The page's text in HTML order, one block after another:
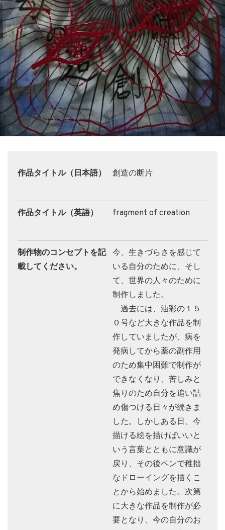
作品タイトル（日本語） 創造の断片
作品タイトル（英語） fragment of creation
制作物のコンセプトを記
載してください。
今、生きづらさを感じて
いる自分のために、そし
て、世界の人々のために
制作しました。
過去には、油彩の１５
０号など大きな作品を制
作していましたが、病を
発病してから薬の副作用
のため集中困難で制作が
できなくなり、苦しみと
焦りのため自分を追い詰
め傷つける日々が続きま
した。しかしある日、今
描ける絵を描けばいいと
いう言葉とともに意識が
戻り、その後ペンで稚拙
なドローイングを描くこ
とから始めました。次第
に大きな作品を制作が必
要となり、今の自分のお